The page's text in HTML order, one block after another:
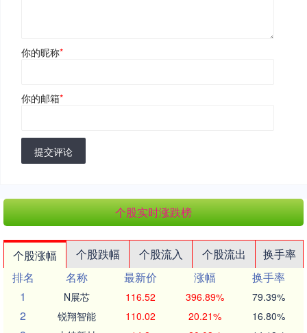
你的昵称*
你的邮箱*
提交评论
个股实时涨跌榜
个股涨幅 个股跌幅 个股流入 个股流出
换手率
排名
名称 最新价 涨幅
换手率
1
N展芯 116.52 396.89% 79.39%
2 锐翔智能 110.02 20.21% 16.80%